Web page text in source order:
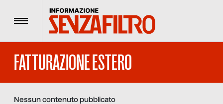
Menu
FATTURAZIONE ESTERO
Nessun contenuto pubblicato